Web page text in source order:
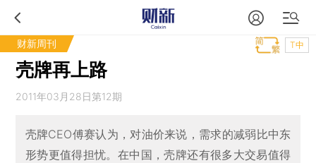
财新周刊 T中
壳牌再上路
2011年03月28日第12期
壳牌CEO傅赛认为，对油价来说，需求的减弱比中东
形势更值得担忧。在中国，壳牌还有很多大交易值得